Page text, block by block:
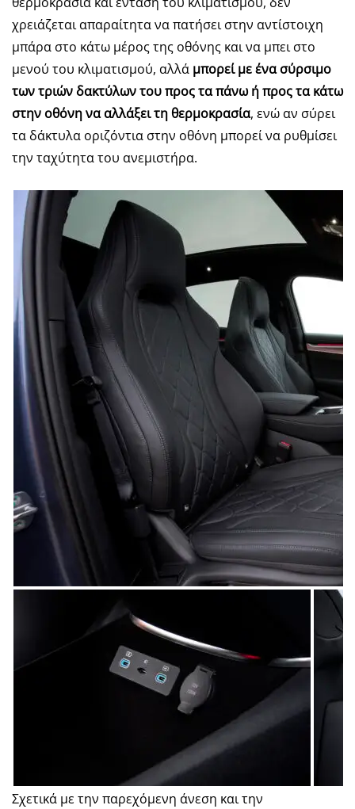
χρειάζεται απαραίτητα να πατήσει στην αντίστοιχη
μπάρα στο κάτω μέρος της οθόνης και να μπει στο
μενού του κλιματισμού, αλλά μπορεί με ένα σύρσιμο
των τριών δακτύλων του προς τα πάνω ή προς τα κάτω
στην οθόνη να αλλάξει τη θερμοκρασία, ενώ αν σύρει
τα δάκτυλα οριζόντια στην οθόνη μπορεί να ρυθμίσει
την ταχύτητα του ανεμιστήρα.
Σχετικά με την παρεχόμενη άνεση και την